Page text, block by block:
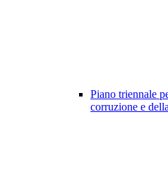
Piano triennale
corruzione e